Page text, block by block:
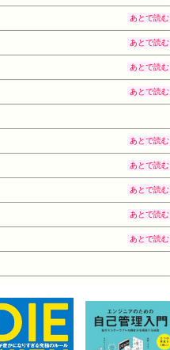
風吹けば名無し 2017/05/13(土)
仕事量見てから言ってるんだ
文句垂れて解決策を模索しな
のって無責任か？ 51:風吹けば
土) 08:02:29.34 ID:gxvGrxrG0
) 08:13:53.82 ID:gLVwXrwn0
どなんだかなぁ… 54:風吹けば
13(土) 08:02:50.71
ら、小言が多い 今の女の仕事
08:02:58.15 ID:WyrTbM9M0 ち
ID:D/HEYsOM0 お前らなぜか
ID:bGDxOhJP0 >>57 も
ら一部を除く若い女は1人前
女が一番社会貢献してんだよな
いのか？スレのやつと同じ
ら 「ストロー付けますか？」
契約社員とかバイトにやらせて
あとで読む
あとで読む
あとで読む
あとで読む
あとで読む
あとで読む
あとで読む
あとで読む
あとで読む